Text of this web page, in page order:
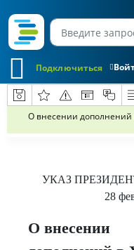
Подключиться
О внесении дополнений
УКАЗ
28
О внесении